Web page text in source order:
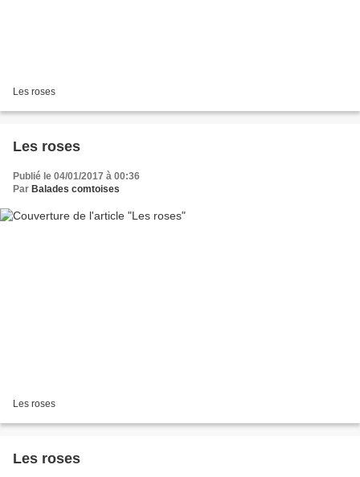
Les roses
Les roses
Publié le 04/01/2017 à 00:36
Par Balades comtoises
Les roses
Les roses